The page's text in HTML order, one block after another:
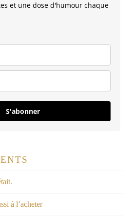
et une dose d'humour chaque
S'abonner
à l’acheter